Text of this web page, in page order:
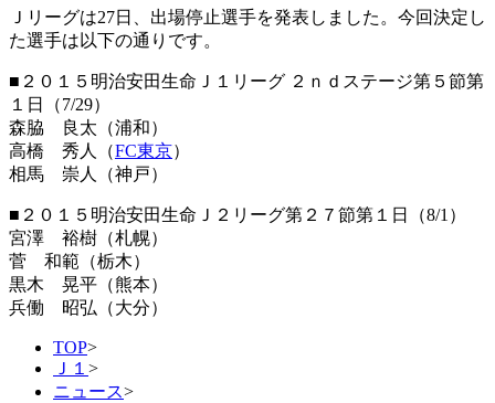
Ｊリーグは27日、出場停止選手を発表しました。今回決定し
た選手は以下の通りです。
■２０１５明治安田生命Ｊ１リーグ ２ｎｄステージ第５節第
１日（7/29）
森脇 良太（浦和）
高橋 秀人（FC東京）
相馬 崇人（神戸）
■２０１５明治安田生命Ｊ２リーグ第２７節第１日（8/1）
宮澤 裕樹（札幌）
菅 和範（栃木）
黒木 晃平（熊本）
兵働 昭弘（大分）
TOP>
Ｊ１ >
ニュース>